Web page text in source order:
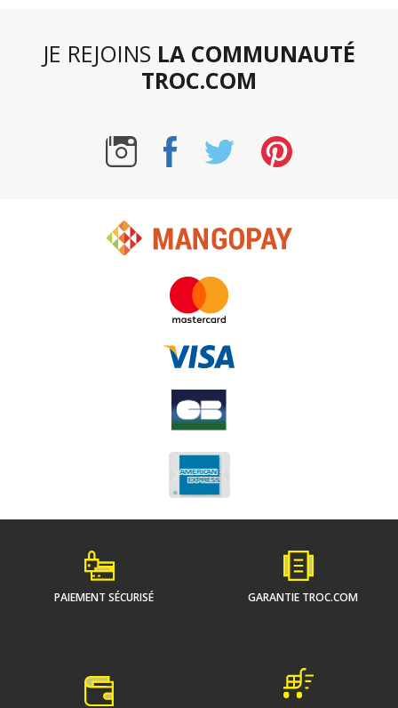
JE REJOINS LA COMMUNAUTÉ
TROC.COM
PAIEMENT SÉCURISÉ GARANTIE TROC.COM